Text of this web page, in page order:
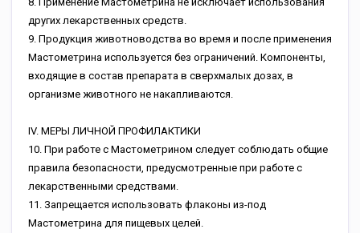
других лекарственных средств.
9. Продукция животноводства во время и после применения
Мастометрина используется без ограничений. Компоненты,
входящие в состав препарата в сверхмалых дозах, в
организме животного не накапливаются.
IV. МЕРЫ ЛИЧНОЙ ПРОФИЛАКТИКИ
10. При работе с Мастометрином следует соблюдать общие
правила безопасности, предусмотренные при работе с
лекарственными средствами.
11. Запрещается использовать флаконы из-под
Мастометрина для пищевых целей.